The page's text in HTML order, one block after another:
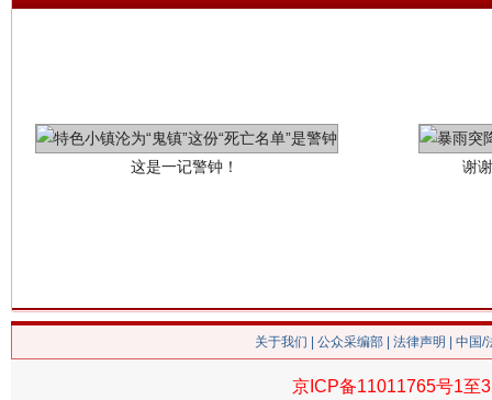
今
关于我们 公众采编部 法律声明 | 中国
京ICP备11011765号1至